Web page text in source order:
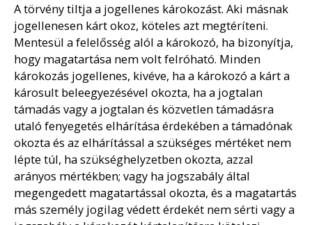
A törvény tiltja a jogellenes károkozást. Aki másnak
jogellenesen kárt okoz, köteles azt megtéríteni.
Mentesül a felelősség alól a károkozó, ha bizonyítja,
hogy magatartása nem volt felróható. Minden
károkozás jogellenes, kivéve, ha a károkozó a kárt a
károsult beleegyezésével okozta, ha a jogtalan
támadás vagy a jogtalan és közvetlen támadásra
utaló fenyegetés elhárítása érdekében a támadónak
okozta és az elhárítással a szükséges mértéket nem
lépte túl, ha szükséghelyzetben okozta, azzal
arányos mértékben; vagy ha jogszabály által
megengedett magatartással okozta, és a magatartás
más személy jogilag védett érdekét nem sérti vagy a